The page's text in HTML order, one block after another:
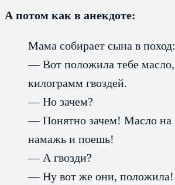
А потом как в анекдоте:
Мама собирает сына в поход:
— Вот положила тебе
килограмм гвоздей.
— Но зачем?
— Понятно зачем! Масло на
намажь и поешь!
— А гвозди?
— Ну вот же они, положила!